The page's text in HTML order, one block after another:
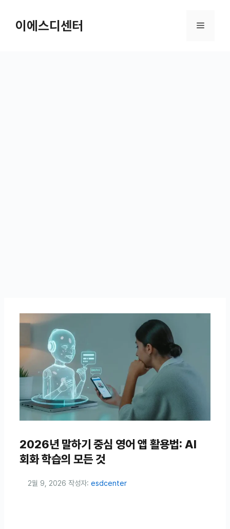
건너뛰기이에스디센터 메뉴
2026년 말하기 중심 영어 앱 활용법: AI
회화 학습의 모든 것
2월 9, 2026 작성자: esdcenter